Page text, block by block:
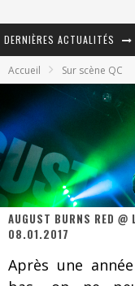
DERNIÈRES ACTUALITÉS
Accueil Sur scène QC
AUGUST BURNS RED @
08.01.2017
Après une